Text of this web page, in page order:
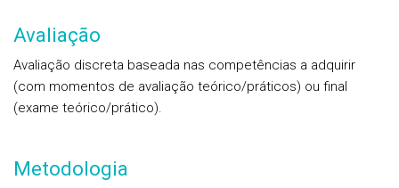
Avaliação
Avaliação discreta baseada nas competências a adquirir
(com momentos de avaliação teórico/práticos) ou final
(exame teórico/prático).
Metodologia